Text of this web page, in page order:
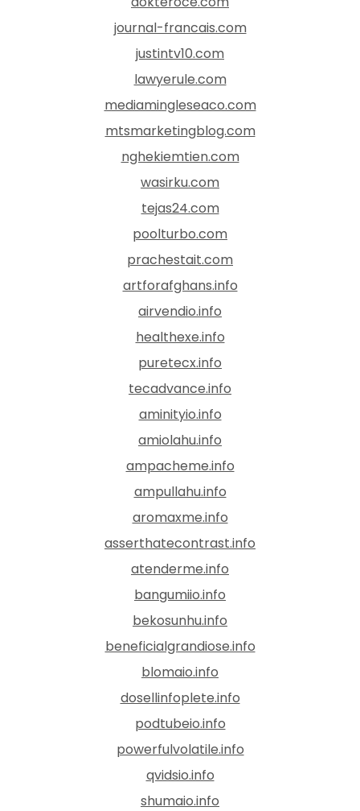
journal-francais.com
justintv10.com
lawyerule.com
mediamingleseaco.com
mtsmarketingblog.com
nghekiemtien.com
wasirku.com
tejas24.com
poolturbo.com
prachestait.com
artforafghans.info
airvendio.info
healthexe.info
puretecx.info
tecadvance.info
aminityio.info
amiolahu.info
ampacheme.info
ampullahu.info
aromaxme.info
asserthatecontrast.info
atenderme.info
bangumiio.info
bekosunhu.info
beneficialgrandiose.info
blomaio.info
dosellinfoplete.info
podtubeio.info
powerfulvolatile.info
qvidsio.info
shumaio.info